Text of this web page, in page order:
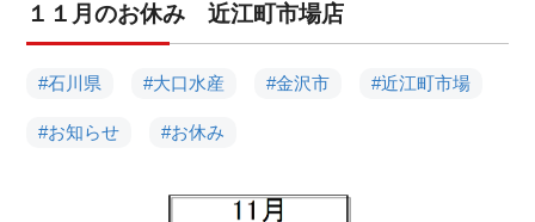
１１月のお休み 近江町市場店
#石川県 #大口水産 #金沢市 #近江町市場
#お知らせ #お休み